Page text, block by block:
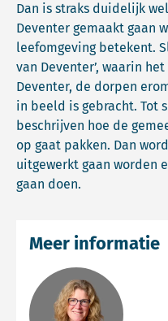
Dan is straks duidelijk
Deventer gemaakt gaan
leefomgeving betekent.
van Deventer’, waarin
Deventer, de dorpen
in beeld is gebracht. Tot
beschrijven hoe de
op gaat pakken. Dan
uitgewerkt gaan worden
gaan doen.
Meer informatie